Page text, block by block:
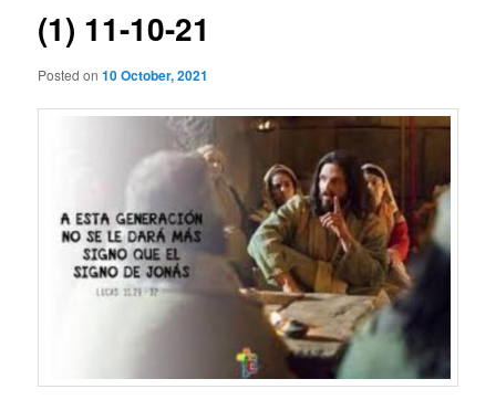
(1) 11-10-21
Posted on10 October, 2021